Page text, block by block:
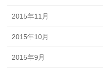
2015年11月
2015年10月
2015年9月